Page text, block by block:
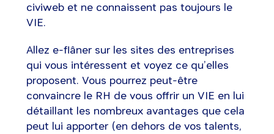
civiweb et ne connaissent pas toujours le
VIE.
Allez e-flâner sur les sites des entreprises
qui vous intéressent et voyez ce qu’elles
proposent. Vous pourrez peut-être
convaincre le RH de vous offrir un VIE en lui
détaillant les nombreux avantages que cela
peut lui apporter (en dehors de vos talents,